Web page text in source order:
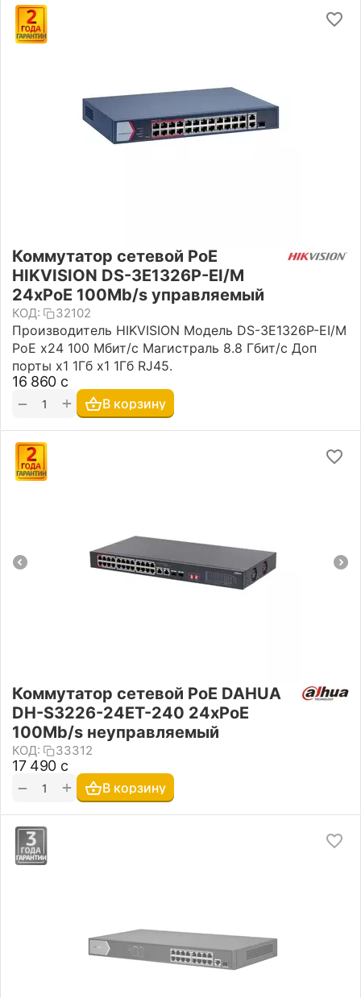
Коммутатор сетевой PoE
HIKVISION DS-3E1326P-EI/M
24хPoE 100Mb/s управляемый
КОД: 32102
Производитель HIKVISION Модель DS-3E1326P-EI/M
PoE x24 100 Мбит/с Магистраль 8.8 Гбит/с Доп
порты х1 1Гб x1 1Гб RJ45.
16 860 с
+
− В корзину
Коммутатор сетевой PoE DAHUA
DH-S3226-24ET-240 24xPoE
100Mb/s неуправляемый
КОД: 33312
17 490 с
+
− В корзину